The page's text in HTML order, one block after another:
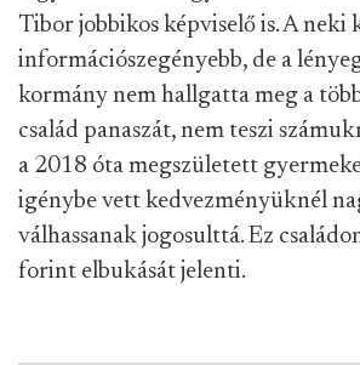
Tibor jobbikos képviselő is. A neki
információszegényebb, de a
kormány nem hallgatta meg a
család panaszát, nem teszi
a 2018 óta megszületett
igénybe vett kedvezményüknél
válhassanak jogosulttá. Ez
forint elbukását jelenti.